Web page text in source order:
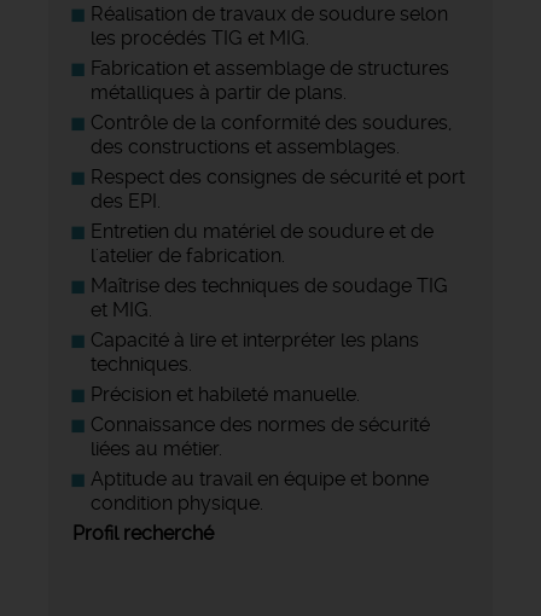
Réalisation de travaux de soudure selon
les procédés TIG et MIG.
Fabrication et assemblage de structures
métalliques à partir de plans.
Contrôle de la conformité des soudures,
des constructions et assemblages.
Respect des consignes de sécurité et port
des EPI.
Entretien du matériel de soudure et de
l'atelier de fabrication.
Maîtrise des techniques de soudage TIG
et MIG.
Capacité à lire et interpréter les plans
techniques.
Précision et habileté manuelle.
Connaissance des normes de sécurité
liées au métier.
Aptitude au travail en équipe et bonne
condition physique.
Profil recherché